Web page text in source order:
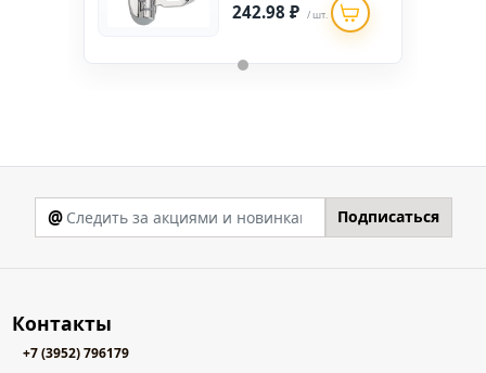
242.98 ₽ / шт.
@ Подписаться
Контакты
+7 (3952) 796179